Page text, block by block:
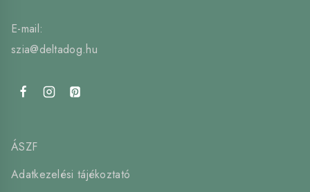
E-mail:
szia@deltadog.hu
ÁSZF
Adatkezelési tájékoztató